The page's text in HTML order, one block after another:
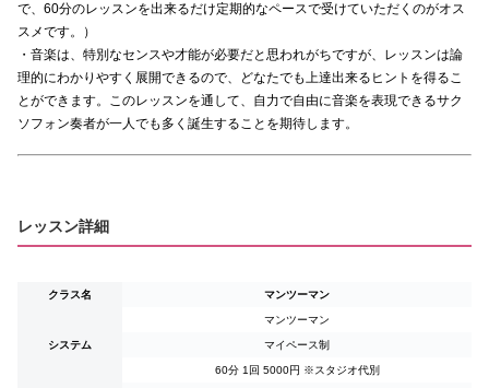
で、60分のレッスンを出来るだけ定期的なペースで受けていただくのがオス
スメです。）
・音楽は、特別なセンスや才能が必要だと思われがちですが、レッスンは論
理的にわかりやすく展開できるので、どなたでも上達出来るヒントを得るこ
とができます。このレッスンを通して、自力で自由に音楽を表現できるサク
ソフォン奏者が一人でも多く誕生することを期待します。
レッスン詳細
クラス名 マンツーマン
システム
マンツーマン
マイペース制
60分 1回 5000円 ※スタジオ代別